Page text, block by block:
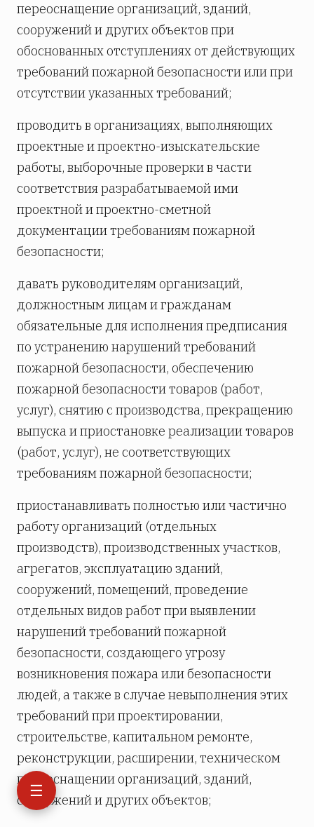
☰
переоснащение организаций, зданий,
сооружений и других объектов при
обоснованных отступлениях от действующих
требований пожарной безопасности или при
отсутствии указанных требований;
проводить в организациях, выполняющих
проектные и проектно-изыскательские
работы, выборочные проверки в части
соответствия разрабатываемой ими
проектной и проектно-сметной
документации требованиям пожарной
безопасности;
давать руководителям организаций,
должностным лицам и гражданам
обязательные для исполнения предписания
по устранению нарушений требований
пожарной безопасности, обеспечению
пожарной безопасности товаров (работ,
услуг), снятию с производства, прекращению
выпуска и приостановке реализации товаров
(работ, услуг), не соответствующих
требованиям пожарной безопасности;
приостанавливать полностью или частично
работу организаций (отдельных
производств), производственных участков,
агрегатов, эксплуатацию зданий,
сооружений, помещений, проведение
отдельных видов работ при выявлении
нарушений требований пожарной
безопасности, создающего угрозу
возникновения пожара или безопасности
людей, а также в случае невыполнения этих
требований при проектировании,
строительстве, капитальном ремонте,
реконструкции, расширении, техническом
переоснащении организаций, зданий,
сооружений и других объектов;